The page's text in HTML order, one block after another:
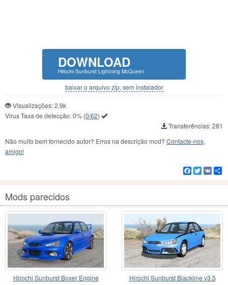
DOWNLOAD
Hirochi Sunburst Lightning McQueen
baixar o arquivo zip, sem instalador
Visualizações: 2.9k
Virus Taxa de detecção:0% (0/62)
Transferências: 281
Não muito bem fornecido autor? Erros na descrição mod? Contacte-nos,
amigo!
Facebook
Twitter
VK
Mods parecidos
Hirochi Sunburst Boxer Engine
Hirochi Sunburst Blackline v3.5